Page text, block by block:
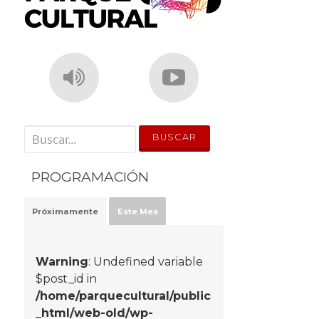
' . __('Search for:') . '
PROGRAMACIÓN
Próximamente Este Mes
Warning: Undefined variable
$post_id in
/home/parquecultural/public
_html/web-old/wp-